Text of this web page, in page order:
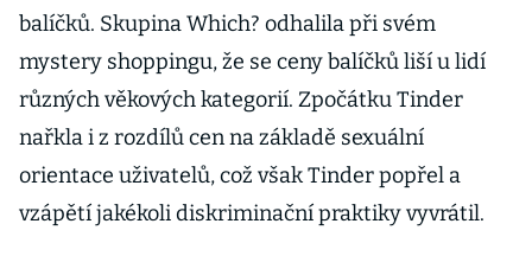
balíčků. Skupina Which? odhalila při svém
mystery shoppingu, že se ceny balíčků liší u lidí
různých věkových kategorií. Zpočátku Tinder
nařkla i z rozdílů cen na základě sexuální
orientace uživatelů, což však Tinder popřel a
vzápětí jakékoli diskriminační praktiky vyvrátil.